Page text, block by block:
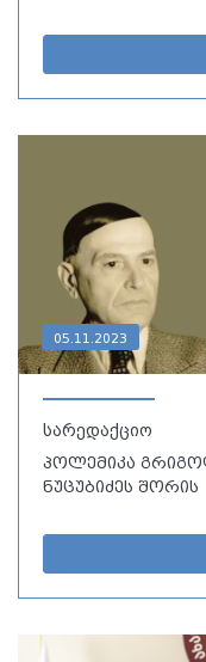
05.11.2023
სარედაქციო
პოლემიკა
ნუცუბიძეს შორის